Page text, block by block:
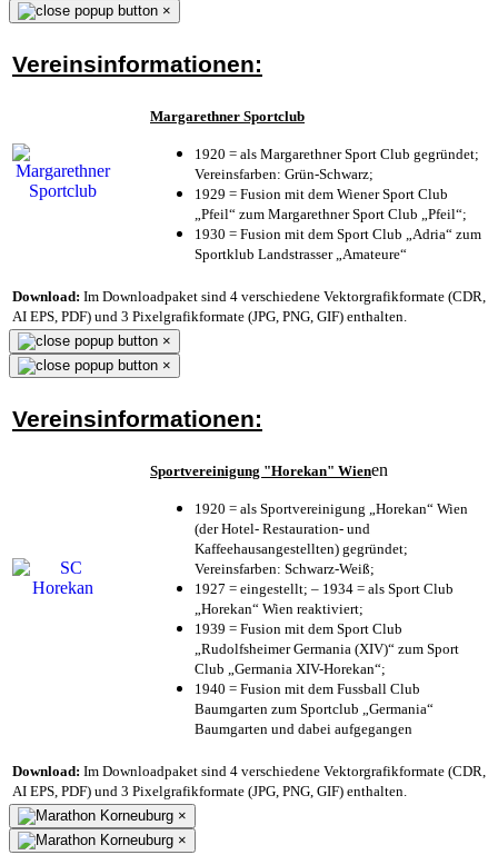
×
Vereinsinformationen:
Margarethner Sportclub
1920 = als Margarethner Sport Club gegründet;
Vereinsfarben: Grün-Schwarz;
1929 = Fusion mit dem Wiener Sport Club
„Pfeil“ zum Margarethner Sport Club „Pfeil“;
1930 = Fusion mit dem Sport Club „Adria“ zum
Sportklub Landstrasser „Amateure“
Download: Im Downloadpaket sind 4 verschiedene Vektorgrafikformate (CDR,
AI EPS, PDF) und 3 Pixelgrafikformate (JPG, PNG, GIF) enthalten.
×
×
Vereinsinformationen:
Sportvereinigung "Horekan" Wienen
1920 = als Sportvereinigung „Horekan“ Wien
(der Hotel- Restauration- und
Kaffeehausangestellten) gegründet;
Vereinsfarben: Schwarz-Weiß;
1927 = eingestellt; – 1934 = als Sport Club
„Horekan“ Wien reaktiviert;
1939 = Fusion mit dem Sport Club
„Rudolfsheimer Germania (XIV)“ zum Sport
Club „Germania XIV-Horekan“;
1940 = Fusion mit dem Fussball Club
Baumgarten zum Sportclub „Germania“
Baumgarten und dabei aufgegangen
Download: Im Downloadpaket sind 4 verschiedene Vektorgrafikformate (CDR,
AI EPS, PDF) und 3 Pixelgrafikformate (JPG, PNG, GIF) enthalten.
×
×